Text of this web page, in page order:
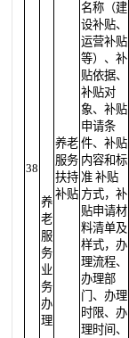
养
老
服
务
业
务
办
理
38
养老
服务
扶持
补贴
名称（建
设补贴、
运营补贴
等）、补
贴依据、
补贴对
象、补贴
申请条
件、补贴
内容和标
准 补贴
方式，补
贴申请材
料清单及
样式，办
理流程、
办理部
门、办理
时限、办
理时间、